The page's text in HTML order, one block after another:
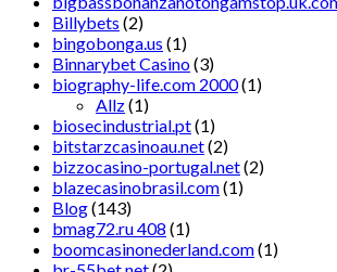
Billybets (2)
bingobonga.us (1)
Binnarybet Casino(3)
biography-life.com 2000(1)
Allz(1)
biosecindustrial.pt(1)
bitstarzcasinoau.net(2)
bizzocasino-portugal.net(2)
blazecasinobrasil.com(1)
Blog(143)
bmag72.ru 408 (1)
boomcasinonederland.com(1)